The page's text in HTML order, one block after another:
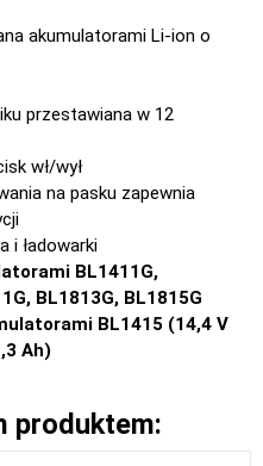
akumulatorami Li-ion o
przestawiana w 12
wł/wył
na pasku zapewnia
i ładowarki
BL1411G,
BL1813G, BL1815G
BL1415 (14,4 V
Ah)
produktem: